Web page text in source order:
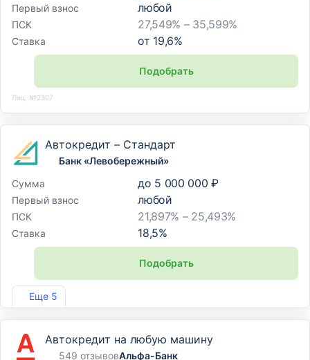
Первый взнос любой
ПСК 27,549% – 35,599%
Ставка от 19,6%
Подобрать
Лиц. №2307
Еще 5
Автокредит – Стандарт
Банк «Левобережный»
Сумма
до 5 000 000 ₽
Первый взнос любой
ПСК 21,897% – 25,493%
Ставка 18,5%
Подобрать
Лиц. №1343
Автокредит на любую машину
549 отзывовАльфа-Банк